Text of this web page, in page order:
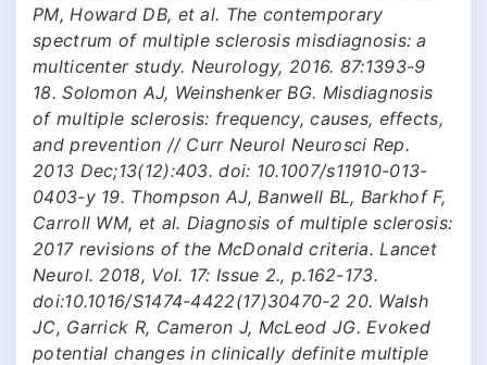
PM, Howard DB, et al. The contemporary
spectrum of multiple sclerosis misdiagnosis: a
multicenter study. Neurology, 2016. 87:1393-9
18. Solomon AJ, Weinshenker BG. Misdiagnosis
of multiple sclerosis: frequency, causes, effects,
and prevention // Curr Neurol Neurosci Rep.
2013 Dec;13(12):403. doi: 10.1007/s11910-013-
0403-y 19. Thompson AJ, Banwell BL, Barkhof F,
Carroll WM, et al. Diagnosis of multiple sclerosis:
2017 revisions of the McDonald criteria. Lancet
Neurol. 2018, Vol. 17: Issue 2., p.162-173.
doi:10.1016/S1474-4422(17)30470-2 20. Walsh
JC, Garrick R, Cameron J, McLeod JG. Evoked
potential changes in clinically definite multiple